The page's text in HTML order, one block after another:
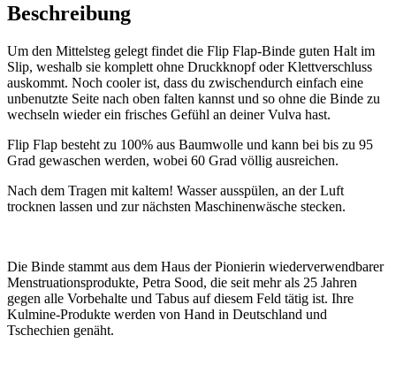
Beschreibung
Um den Mittelsteg gelegt findet die Flip Flap-Binde guten Halt im
Slip, weshalb sie komplett ohne Druckknopf oder Klettverschluss
auskommt. Noch cooler ist, dass du zwischendurch einfach eine
unbenutzte Seite nach oben falten kannst und so ohne die Binde zu
wechseln wieder ein frisches Gefühl an deiner Vulva hast.
Flip Flap besteht zu 100% aus Baumwolle und kann bei bis zu 95
Grad gewaschen werden, wobei 60 Grad völlig ausreichen.
Nach dem Tragen mit kaltem! Wasser ausspülen, an der Luft
trocknen lassen und zur nächsten Maschinenwäsche stecken.
Die Binde stammt aus dem Haus der Pionierin wiederverwendbarer
Menstruationsprodukte, Petra Sood, die seit mehr als 25 Jahren
gegen alle Vorbehalte und Tabus auf diesem Feld tätig ist. Ihre
Kulmine-Produkte werden von Hand in Deutschland und
Tschechien genäht.